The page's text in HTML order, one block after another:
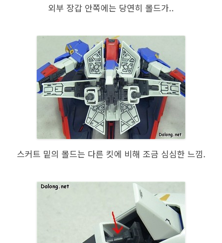
외부 장갑 안쪽에는 당연히 몰드가..
스커트 밑의 몰드는 다른 킷에 비해 조금 심심한 느낌.